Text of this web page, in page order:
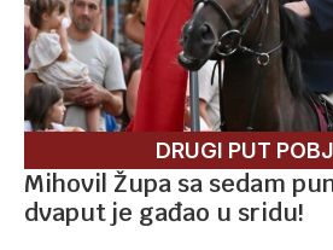
DRUGI PUT
Mihovil Župa sa sedam
dvaput je gađao u sridu!